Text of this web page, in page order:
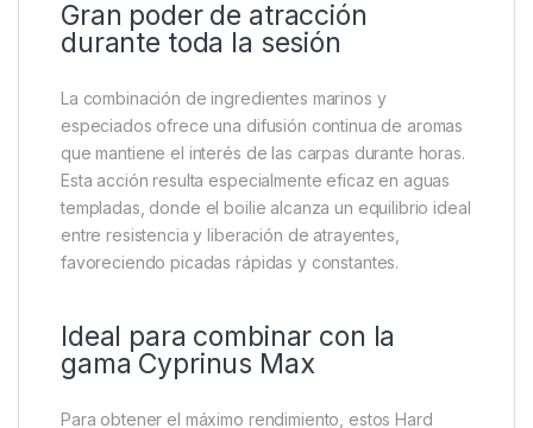
D-Rig.
Ronnie Rig.
German Rig.
Snowman Rig combinado con Pop Ups Cyprinus
Max.
Su textura facilita el uso con agujas para boilies, bait
screws y micro anillas sin agrietarse ni romperse.
durante toda la sesión
La combinación de ingredientes marinos y
especiados ofrece una difusión continua de aromas